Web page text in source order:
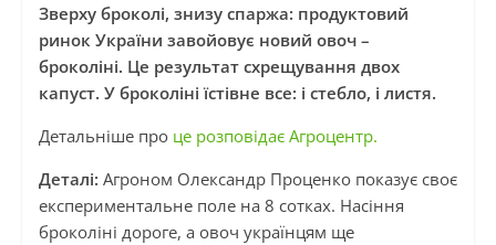
Зверху броколі, знизу спаржа: продуктовий
ринок України завойовує новий овоч –
броколіні. Це результат схрещування двох
капуст. У броколіні їстівне все: і стебло, і листя.
Детальніше про це розповідає Агроцентр.
Деталі: Агроном Олександр Проценко показує своє
експериментальне поле на 8 сотках. Насіння
броколіні дороге, а овоч українцям ще